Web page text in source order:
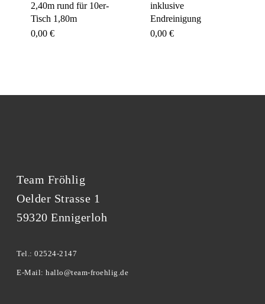
2,40m rund für 10er-
Tisch 1,80m
0,00 €
inklusive
Endreinigung
0,00 €
Team Fröhlig
Oelder Strasse 1
59320 Ennigerloh
Tel.: 02524-2147
E-Mail: hallo@team-froehlig.de